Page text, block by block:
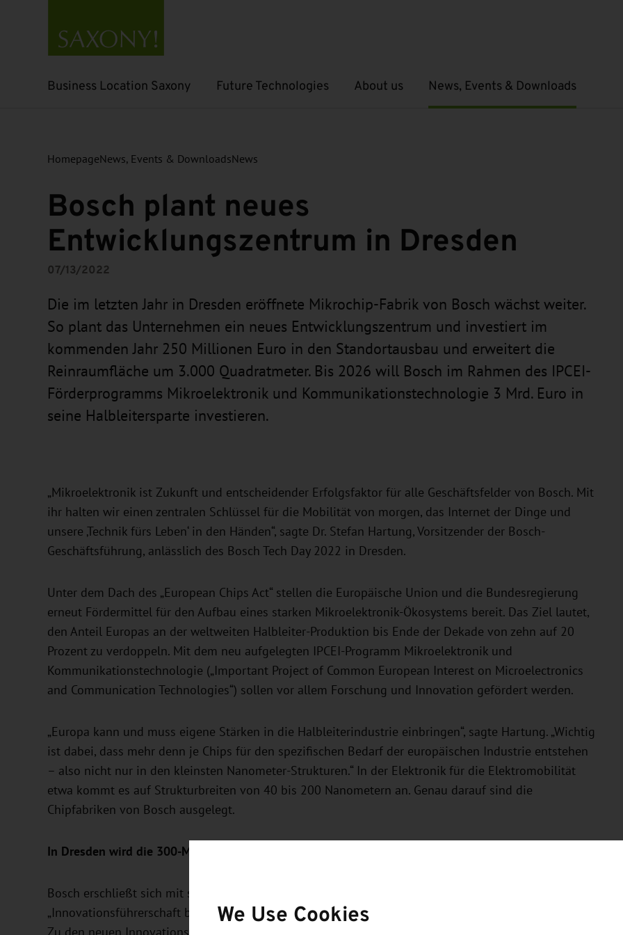
Business Location Saxony
Open submenu Future Technologies
Open submenu About us
Open submenu News, Events & Downloads
Open submenu
HomepageNews, Events & DownloadsNews
Bosch plant neues
Entwicklungszentrum in Dresden
07/13/2022
Die im letzten Jahr in Dresden eröffnete Mikrochip-Fabrik von Bosch wächst weiter.
So plant das Unternehmen ein neues Entwicklungszentrum und investiert im
kommenden Jahr 250 Millionen Euro in den Standortausbau und erweitert die
Reinraumfläche um 3.000 Quadratmeter. Bis 2026 will Bosch im Rahmen des IPCEI-
Förderprogramms Mikroelektronik und Kommunikationstechnologie 3 Mrd. Euro in
seine Halbleitersparte investieren.
„Mikroelektronik ist Zukunft und entscheidender Erfolgsfaktor für alle Geschäftsfelder von Bosch. Mit
ihr halten wir einen zentralen Schlüssel für die Mobilität von morgen, das Internet der Dinge und
unsere ‚Technik fürs Leben‘ in den Händen“, sagte Dr. Stefan Hartung, Vorsitzender der Bosch-
Geschäftsführung, anlässlich des Bosch Tech Day 2022 in Dresden.
Unter dem Dach des „European Chips Act“ stellen die Europäische Union und die Bundesregierung
erneut Fördermittel für den Aufbau eines starken Mikroelektronik-Ökosystems bereit. Das Ziel lautet,
den Anteil Europas an der weltweiten Halbleiter-Produktion bis Ende der Dekade von zehn auf 20
Prozent zu verdoppeln. Mit dem neu aufgelegten IPCEI-Programm Mikroelektronik und
Kommunikationstechnologie („Important Project of Common European Interest on Microelectronics
and Communication Technologies“) sollen vor allem Forschung und Innovation gefördert werden.
„Europa kann und muss eigene Stärken in die Halbleiterindustrie einbringen“, sagte Hartung. „Wichtig
ist dabei, dass mehr denn je Chips für den spezifischen Bedarf der europäischen Industrie entstehen
– also nicht nur in den kleinsten Nanometer-Strukturen.“ In der Elektronik für die Elektromobilität
etwa kommt es auf Strukturbreiten von 40 bis 200 Nanometern an. Genau darauf sind die
Chipfabriken von Bosch ausgelegt.
In Dresden wird die 300-Millimeter-Fertigung deutlich erweitert
Bosch erschließt sich mit seinen Investitionen in die Mikroelektronik auch neue Innovationsfelder.
„Innovationsführerschaft beginnt mit den kleinsten Teilen der Elektronik – den Chips“, sagte Hartung.
Zu den neuen Innovationsfeldern von Bosch gehören beispielsweise sogenannte Systems-on-Chip.
We Use Cookies